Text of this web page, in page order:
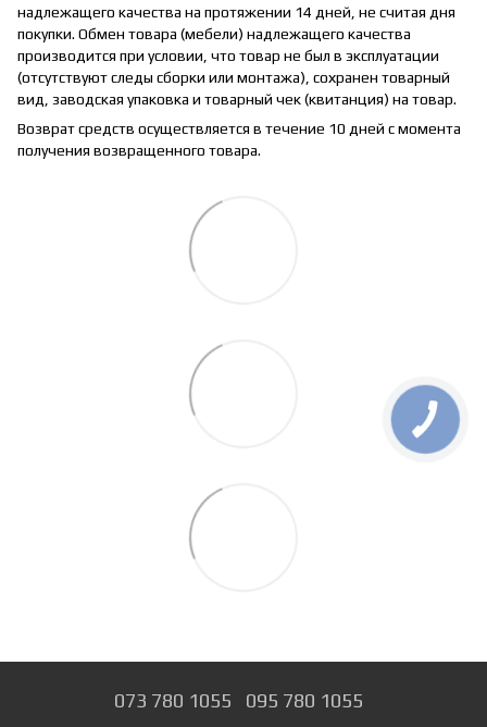
надлежащего качества на протяжении 14 дней, не считая дня
покупки. Обмен товара (мебели) надлежащего качества
производится при условии, что товар не был в эксплуатации
(отсутствуют следы сборки или монтажа), сохранен товарный
вид, заводская упаковка и товарный чек (квитанция) на товар.
Возврат средств осуществляется в течение 10 дней с момента
получения возвращенного товара.
073 780 1055 095 780 1055